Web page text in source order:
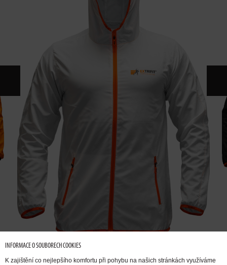
INFORMACE O SOUBORECH COOKIES
K zajištění co nejlepšího komfortu při pohybu na našich stránkách využíváme